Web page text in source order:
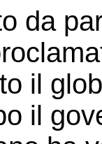
da
il
il